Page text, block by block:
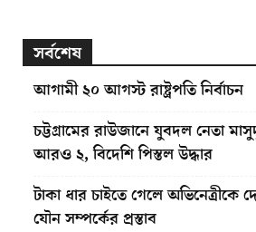
সর্বশেষ
আগামী ২০ আগস্ট রাষ্ট্রপতি নির্বাচন
চট্টগ্রামের রাউজানে যুবদল নেতা
আরও ২, বিদেশি পিস্তল উদ্ধার
টাকা ধার চাইতে গেলে অভিনেত্রীকে
যৌন সম্পর্কের প্রস্তাব